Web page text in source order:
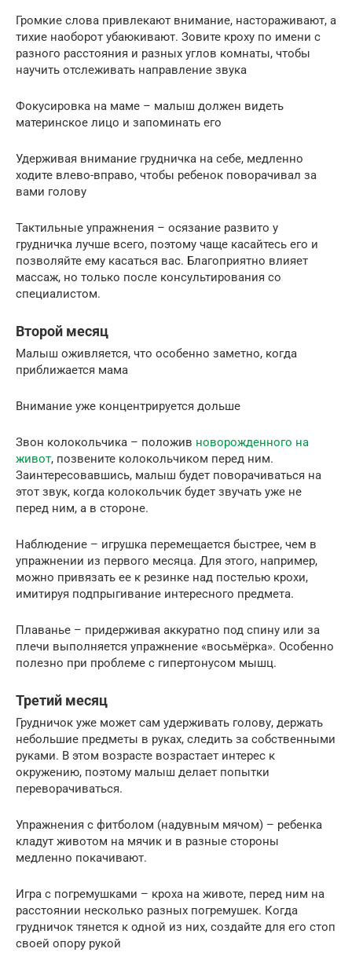
Громкие слова привлекают внимание, настораживают, а
тихие наоборот убаюкивают. Зовите кроху по имени с
разного расстояния и разных углов комнаты, чтобы
научить отслеживать направление звука
Фокусировка на маме – малыш должен видеть
материнское лицо и запоминать его
Удерживая внимание грудничка на себе, медленно
ходите влево-вправо, чтобы ребенок поворачивал за
вами голову
Тактильные упражнения – осязание развито у
грудничка лучше всего, поэтому чаще касайтесь его и
позволяйте ему касаться вас. Благоприятно влияет
массаж, но только после консультирования со
специалистом.
Второй месяц
Малыш оживляется, что особенно заметно, когда
приближается мама
Внимание уже концентрируется дольше
Звон колокольчика – положив новорожденного на
живот, позвените колокольчиком перед ним.
Заинтересовавшись, малыш будет поворачиваться на
этот звук, когда колокольчик будет звучать уже не
перед ним, а в стороне.
Наблюдение – игрушка перемещается быстрее, чем в
упражнении из первого месяца. Для этого, например,
можно привязать ее к резинке над постелью крохи,
имитируя подпрыгивание интересного предмета.
Плаванье – придерживая аккуратно под спину или за
плечи выполняется упражнение «восьмёрка». Особенно
полезно при проблеме с гипертонусом мышц.
Третий месяц
Грудничок уже может сам удерживать голову, держать
небольшие предметы в руках, следить за собственными
руками. В этом возрасте возрастает интерес к
окружению, поэтому малыш делает попытки
переворачиваться.
Упражнения с фитболом (надувным мячом) – ребенка
кладут животом на мячик и в разные стороны
медленно покачивают.
Игра с погремушками – кроха на животе, перед ним на
расстоянии несколько разных погремушек. Когда
грудничок тянется к одной из них, создайте для его стоп
своей опору рукой